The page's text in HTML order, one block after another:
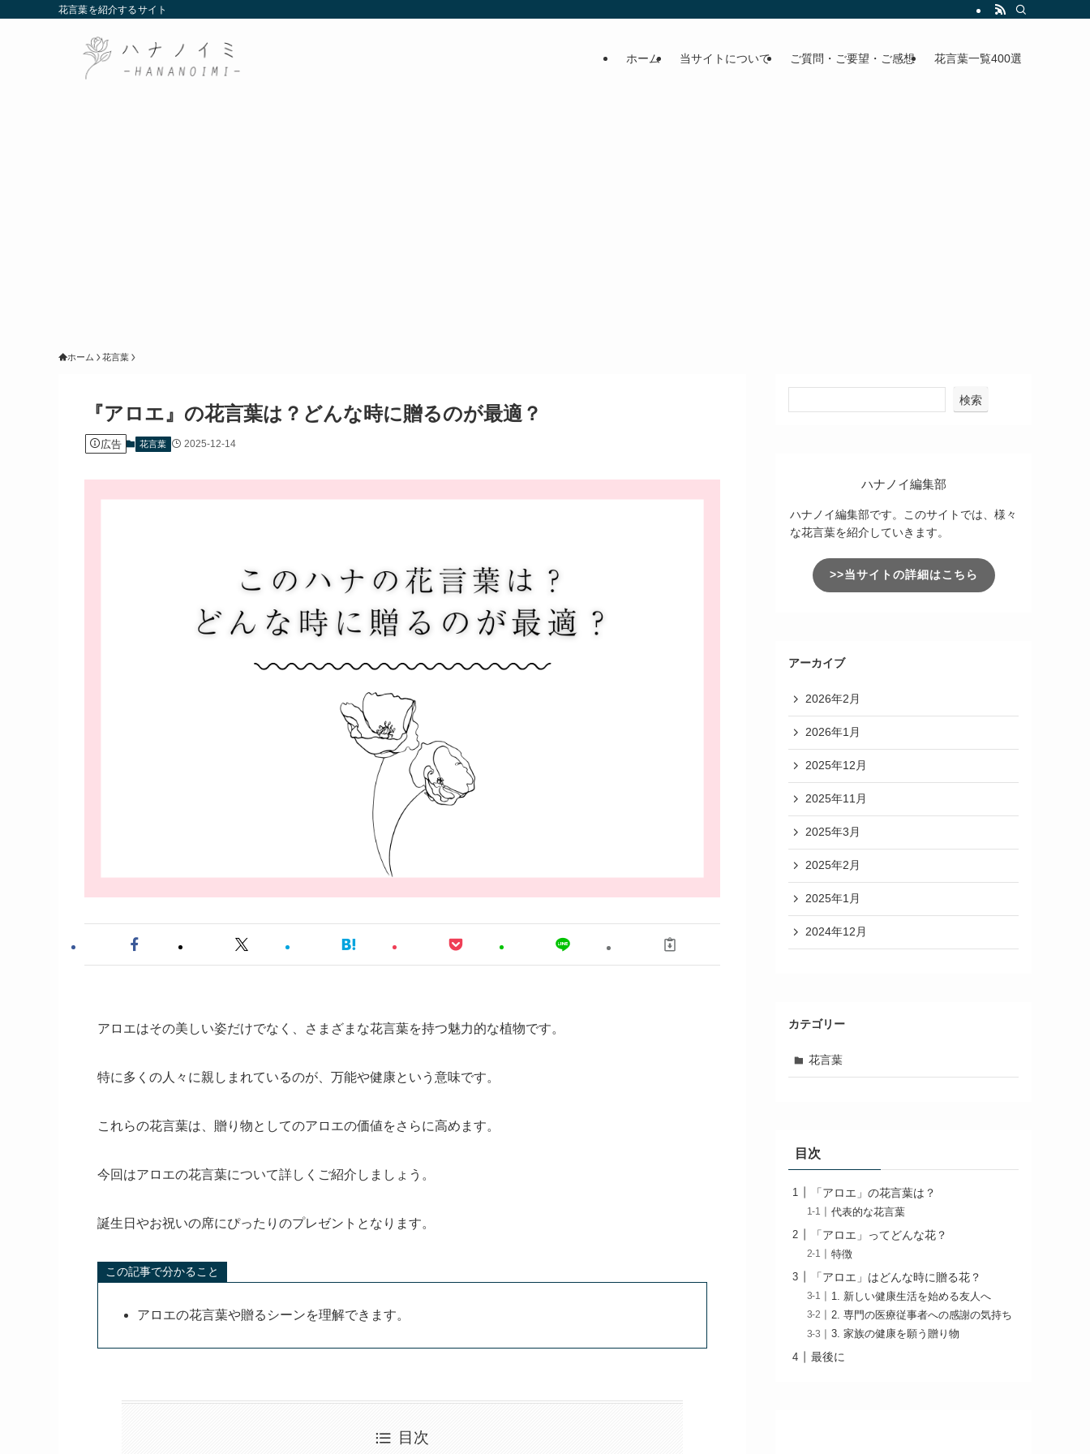
花言葉を紹介するサイト
ホーム 当サイトについて ご質問・ご要望・ご感想 花言葉一覧400選
ホーム 花言葉
『アロエ』の花言葉は？どんな時に贈るのが最適？
広告 花言葉 2025-12-14
アロエはその美しい姿だけでなく、さまざまな花言葉を持つ魅力的な植物です。
特に多くの人々に親しまれているのが、万能や健康という意味です。
これらの花言葉は、贈り物としてのアロエの価値をさらに高めます。
今回はアロエの花言葉について詳しくご紹介しましょう。
誕生日やお祝いの席にぴったりのプレゼントとなります。
この記事で分かること
アロエの花言葉や贈るシーンを理解できます。
目次
検索
ハナノイ編集部
ハナノイ編集部です。このサイトでは、様々
な花言葉を紹介していきます。
>>当サイトの詳細はこちら
アーカイブ
2026年2月
2026年1月
2025年12月
2025年11月
2025年3月
2025年2月
2025年1月
2024年12月
カテゴリー
花言葉
目次
「アロエ」の花言葉は？
代表的な花言葉
「アロエ」ってどんな花？
特徴
「アロエ」はどんな時に贈る花？
1. 新しい健康生活を始める友人へ
2. 専門の医療従事者への感謝の気持ち
3. 家族の健康を願う贈り物
最後に